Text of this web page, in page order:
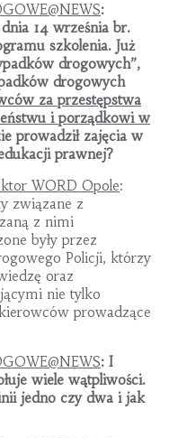
:
14 września br.
szkolenia. Już
drogowych”,
drogowych
za przestępstwa
i porządkowi w
prowadził zajęcia w
prawnej?
WORD Opole:
związane z
z nimi
były przez
Policji, którzy
oraz
nie tylko
prowadzące
: I
wiele wątpliwości.
jedno czy dwa i jak